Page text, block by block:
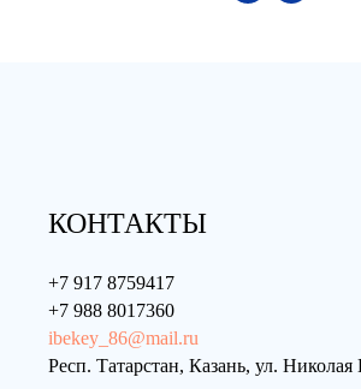
КОНТАКТЫ
+7 917 8759417
+7 988 8017360
ibekey_86@mail.ru
Респ. Татарстан, Казань, ул.